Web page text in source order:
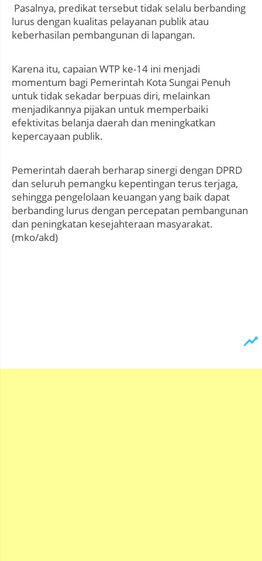
Pasalnya, predikat tersebut tidak selalu berbanding
lurus dengan kualitas pelayanan publik atau
keberhasilan pembangunan di lapangan.
Karena itu, capaian WTP ke-14 ini menjadi
momentum bagi Pemerintah Kota Sungai Penuh
untuk tidak sekadar berpuas diri, melainkan
menjadikannya pijakan untuk memperbaiki
efektivitas belanja daerah dan meningkatkan
kepercayaan publik.
Pemerintah daerah berharap sinergi dengan DPRD
dan seluruh pemangku kepentingan terus terjaga,
sehingga pengelolaan keuangan yang baik dapat
berbanding lurus dengan percepatan pembangunan
dan peningkatan kesejahteraan masyarakat.
(mko/akd)